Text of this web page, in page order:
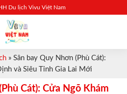
Du lịch Vivu Việt Nam
» Sân bay Quy Nhơn (Phù Cát):
và Siêu Tỉnh Gia Lai Mới
Cát): Cửa Ngõ Khám